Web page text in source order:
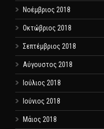
Νοέμβριος 2018
Οκτώβριος 2018
Σεπτέμβριος 2018
Αύγουστος 2018
Ιούλιος 2018
Ιούνιος 2018
Μάιος 2018